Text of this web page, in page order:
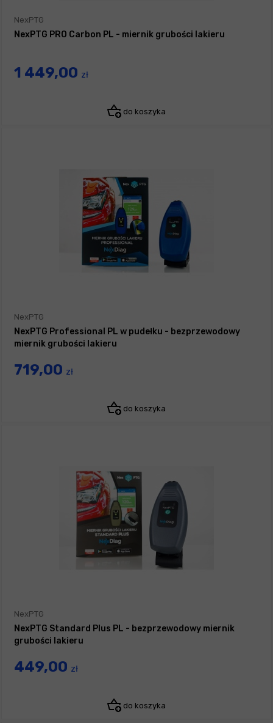
NexPTG
NexPTG PRO Carbon PL - miernik grubości lakieru
1 449,00 zł
do koszyka
NexPTG
NexPTG Professional PL w pudełku - bezprzewodowy
miernik grubości lakieru
719,00 zł
do koszyka
NexPTG
NexPTG Standard Plus PL - bezprzewodowy miernik
grubości lakieru
449,00 zł
do koszyka